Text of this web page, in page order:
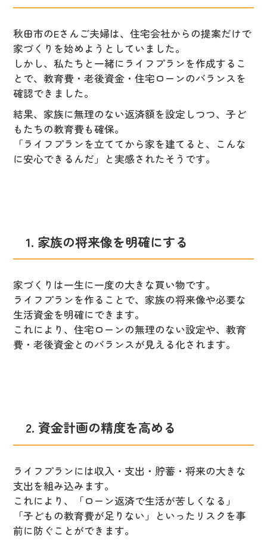
秋田市のEさんご夫婦は、住宅会社からの提案だけで
家づくりを始めようとしていました。
しかし、私たちと一緒にライフプランを作成するこ
とで、教育費・老後資金・住宅ローンのバランスを
確認できました。
結果、家族に無理のない返済額を設定しつつ、子ど
もたちの教育費も確保。
「ライフプランを立ててから家を建てると、こんな
に安心できるんだ」と実感されたそうです。
1. 家族の将来像を明確にする
家づくりは一生に一度の大きな買い物です。
ライフプランを作ることで、家族の将来像や必要な
生活資金を明確にできます。
これにより、住宅ローンの無理のない設定や、教育
費・老後資金とのバランスが見える化されます。
2. 資金計画の精度を高める
ライフプランには収入・支出・貯蓄・将来の大きな
支出を組み込みます。
これにより、「ローン返済で生活が苦しくなる」
「子どもの教育費が足りない」といったリスクを事
前に防ぐことができます。